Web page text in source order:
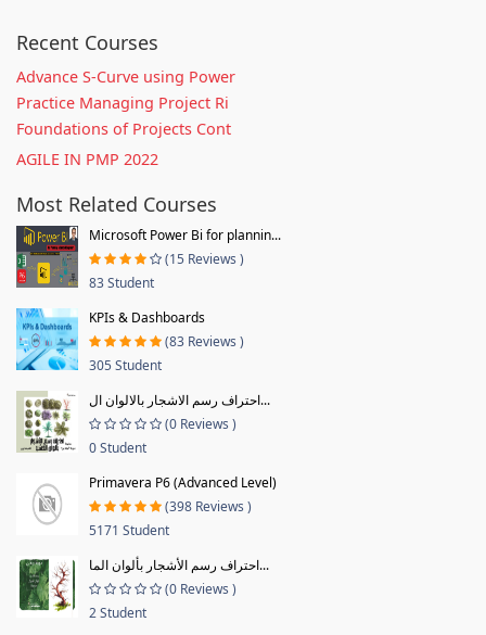
Recent Courses
Advance S-Curve using Power
Practice Managing Project Ri
Foundations of Projects Cont
AGILE IN PMP 2022
Most Related Courses
Microsoft Power Bi for plannin...
(15 Reviews )
83 Student
KPIs & Dashboards
(83 Reviews )
305 Student
احتراف رسم الاشجار بالالوان ال...
(0 Reviews )
0 Student
Primavera P6 (Advanced Level)
(398 Reviews )
5171 Student
احتراف رسم الأشجار بألوان الما...
(0 Reviews )
2 Student